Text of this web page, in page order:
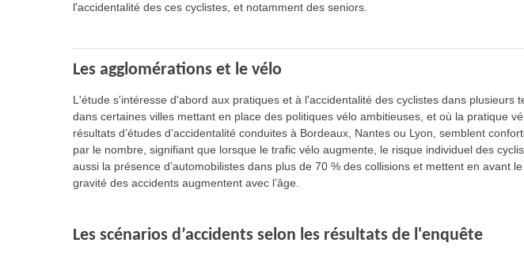
l'accidentalité des ces cyclistes, et notamment des seniors.
Les agglomérations et le vélo
L'étude s'intéresse d'abord aux pratiques et à l'accidentalité des cyclistes dans plusieurs
dans certaines villes mettant en place des politiques vélo ambitieuses, et où la pratique
résultats d’études d’accidentalité conduites à Bordeaux, Nantes ou Lyon, semblent
par le nombre, signifiant que lorsque le trafic vélo augmente, le risque individuel des
aussi la présence d’automobilistes dans plus de 70 % des collisions et mettent en avant
gravité des accidents augmentent avec l’âge.
Les scénarios d’accidents selon les résultats de l'enquête